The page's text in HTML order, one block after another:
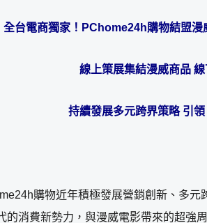
全台電商獨家！PChome24h購物結盟
線上策展集結漫威商品
持續發展多元跨界策略 引
購物近年積極發展營銷創新、多
的消費新勢力，與漫威電影帶來的超